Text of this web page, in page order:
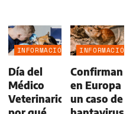
INFORMACIÓN
Día del
Médico
Veterinario:
INFORMACIÓN
Confirman
en Europa
un caso de